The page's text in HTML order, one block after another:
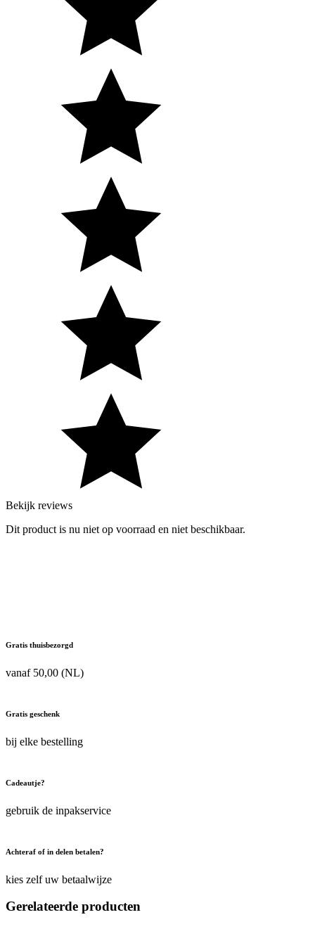
Bekijk reviews
Dit product is nu niet op voorraad en niet beschikbaar.
Gratis thuisbezorgd
vanaf 50,00 (NL)
Gratis geschenk
bij elke bestelling
Cadeautje?
gebruik de inpakservice
Achteraf of in delen betalen?
kies zelf uw betaalwijze
Gerelateerde producten